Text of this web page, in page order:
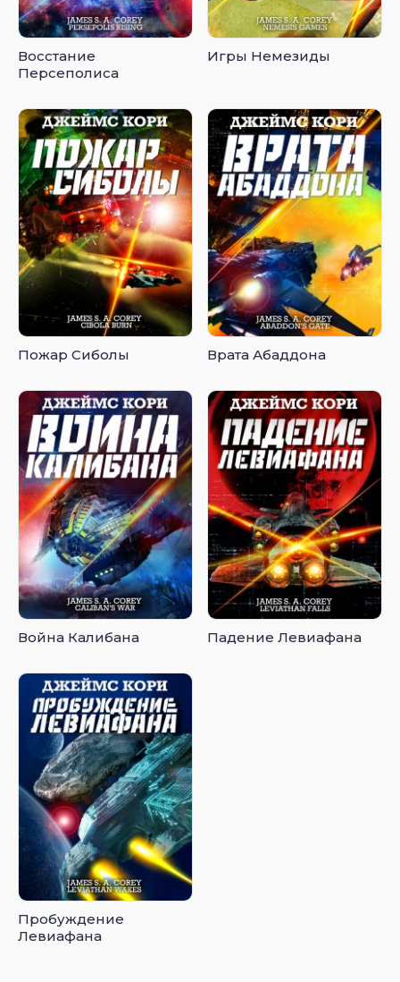
Восстание
Персеполиса
Игры Немезиды
Пожар Сиболы Врата Абаддона
Война Калибана Падение Левиафана
Пробуждение
Левиафана